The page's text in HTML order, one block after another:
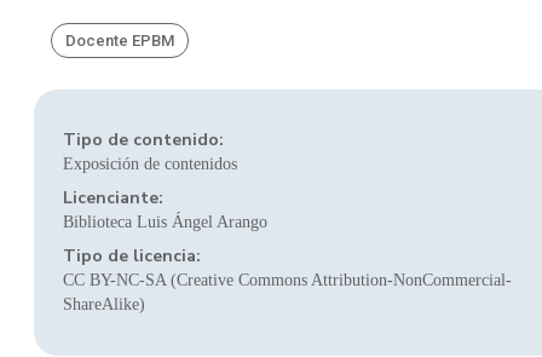
Docente EPBM
Tipo de contenido:
Exposición de contenidos
Licenciante:
Biblioteca Luis Ángel Arango
Tipo de licencia:
CC BY-NC-SA (Creative Commons Attribution-NonCommercial-
ShareAlike)